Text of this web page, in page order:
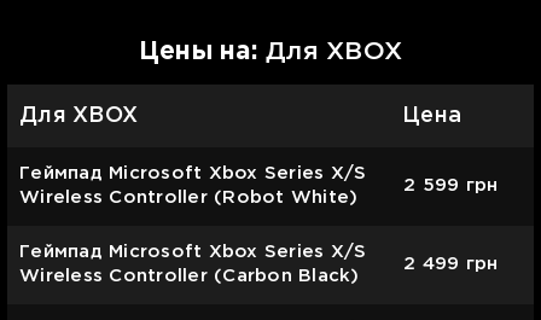
Цены на: Для XBOX
Для XBOX Цена
Геймпад Microsoft Xbox Series X/S
Wireless Controller (Robot White)
2 599 грн
Геймпад Microsoft Xbox Series X/S
Wireless Controller (Carbon Black)
2 499 грн